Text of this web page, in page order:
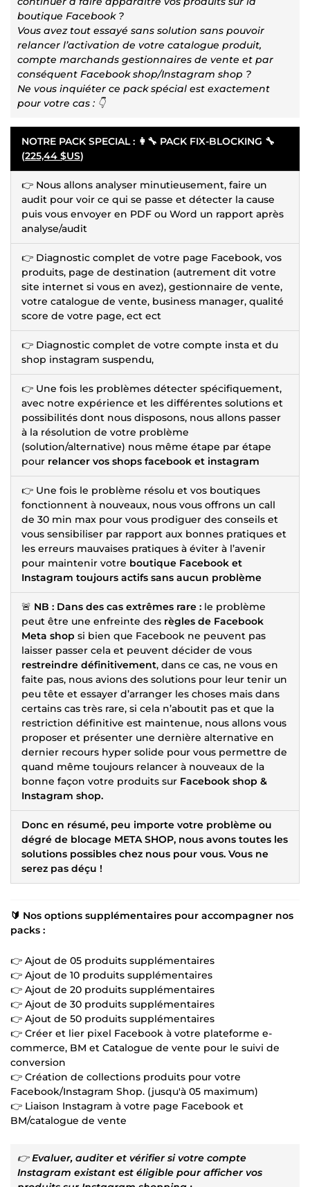
boutique Facebook ?
Vous avez tout essayé sans solution sans pouvoir
relancer l’activation de votre catalogue produit,
compte marchands gestionnaires de vente et par
conséquent Facebook shop/Instagram shop ?
Ne vous inquiéter ce pack spécial est exactement
pour votre cas : 👇
NOTRE PACK SPECIAL : 👩🔧 PACK FIX-BLOCKING 🔧
(225,44 $US)
👉 Nous allons analyser minutieusement, faire un
audit pour voir ce qui se passe et détecter la cause
puis vous envoyer en PDF ou Word un rapport après
analyse/audit
👉 Diagnostic complet de votre page Facebook, vos
produits, page de destination (autrement dit votre
site internet si vous en avez), gestionnaire de vente,
votre catalogue de vente, business manager, qualité
score de votre page, ect ect
👉 Diagnostic complet de votre compte insta et du
shop instagram suspendu,
👉 Une fois les problèmes détecter spécifiquement,
avec notre expérience et les différentes solutions et
possibilités dont nous disposons, nous allons passer
à la résolution de votre problème
(solution/alternative) nous même étape par étape
pour relancer vos shops facebook et instagram
👉 Une fois le problème résolu et vos boutiques
fonctionnent à nouveaux, nous vous offrons un call
de 30 min max pour vous prodiguer des conseils et
vous sensibiliser par rapport aux bonnes pratiques et
les erreurs mauvaises pratiques à éviter à l’avenir
pour maintenir votre boutique Facebook et
Instagram toujours actifs sans aucun problème
🚨 NB : Dans des cas extrêmes rare : le problème
peut être une enfreinte des règles de Facebook
Meta shop si bien que Facebook ne peuvent pas
laisser passer cela et peuvent décider de vous
restreindre définitivement, dans ce cas, ne vous en
faite pas, nous avions des solutions pour leur tenir un
peu tête et essayer d’arranger les choses mais dans
certains cas très rare, si cela n’aboutit pas et que la
restriction définitive est maintenue, nous allons vous
proposer et présenter une dernière alternative en
dernier recours hyper solide pour vous permettre de
quand même toujours relancer à nouveaux de la
bonne façon votre produits sur Facebook shop &
Instagram shop.
Donc en résumé, peu importe votre problème ou
dégré de blocage META SHOP, nous avons toutes les
solutions possibles chez nous pour vous. Vous ne
serez pas déçu !
🔰 Nos options supplémentaires pour accompagner nos
packs :
👉 Ajout de 05 produits supplémentaires
👉 Ajout de 10 produits supplémentaires
👉 Ajout de 20 produits supplémentaires
👉 Ajout de 30 produits supplémentaires
👉 Ajout de 50 produits supplémentaires
👉 Créer et lier pixel Facebook à votre plateforme e-
commerce, BM et Catalogue de vente pour le suivi de
conversion
👉 Création de collections produits pour votre
Facebook/Instagram Shop. (jusqu'à 05 maximum)
👉 Liaison Instagram à votre page Facebook et
BM/catalogue de vente
👉Evaluer, auditer et vérifier si votre compte
Instagram existant est éligible pour afficher vos